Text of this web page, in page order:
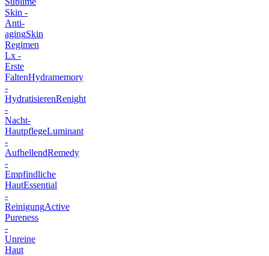
Skin -
Anti-
agingSkin
Regimen
Lx -
Erste
FaltenHydramemory
-
HydratisierenRenight
-
Nacht-
HautpflegeLuminant
-
AufhellendRemedy
-
Empfindliche
HautEssential
-
ReinigungActive
Pureness
-
Unreine
Haut